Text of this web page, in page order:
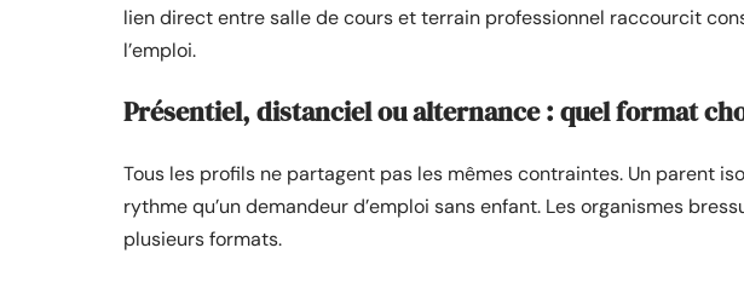
lien direct entre salle de cours et terrain professionnel raccourcit
l’emploi.
Présentiel, distanciel ou alternance : quel format
Tous les profils ne partagent pas les mêmes contraintes. Un parent
rythme qu’un demandeur d’emploi sans enfant. Les organismes
plusieurs formats.